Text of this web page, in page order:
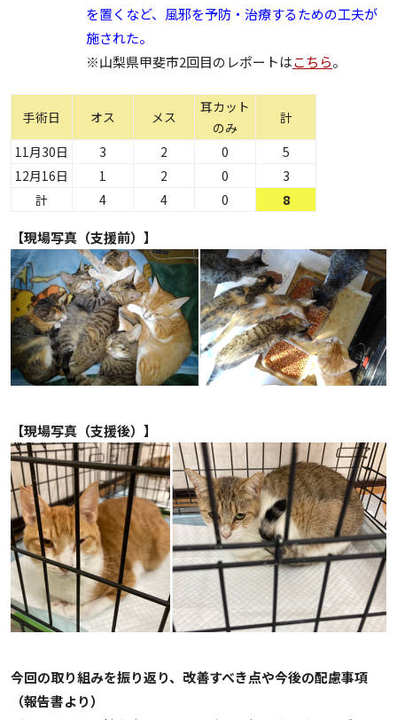
を置くなど、風邪を予防・治療するための工夫が
施された。
※山梨県甲斐市2回目のレポートはこちら。
手術日 オス メス
耳カット
のみ
計
11月30日
3 2 0
5
12月16日
1 2 0
3
計
4 4 0 8
【現場写真（支援前）】
【現場写真（支援後）】
今回の取り組みを振り返り、改善すべき点や今後の配慮事項
（報告書より）